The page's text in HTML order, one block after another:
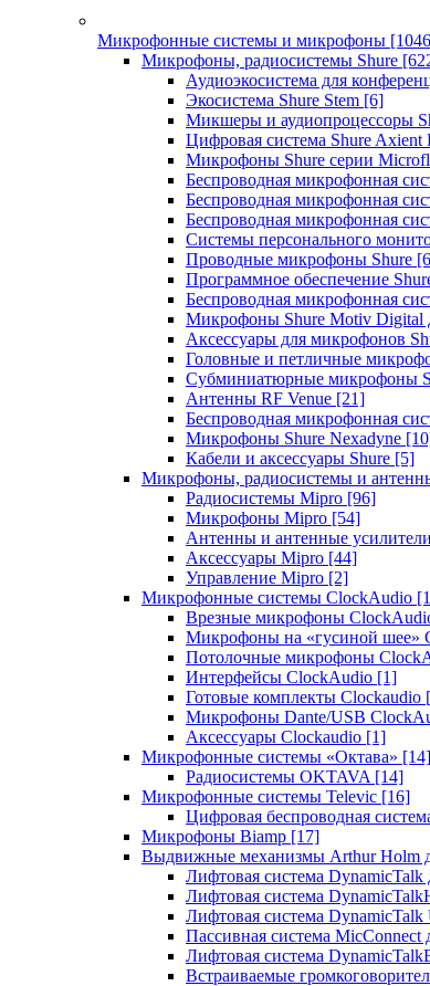
Микрофонные системы и микрофоны
Микрофоны, радиосистемы Shure
Аудиоэкосистема для
Экосистема Shure Stem [6]
Микшеры и аудиопроцессоры
Цифровая система Shure Axient
Микрофоны Shure серии
Беспроводная микрофонная
Беспроводная микрофонная
Беспроводная микрофонная
Системы персонального
Проводные микрофоны Shure
Программное обеспечение
Беспроводная микрофонная
Микрофоны Shure Motiv Digital
Аксессуары для микрофонов
Головные и петличные
Субминиатюрные микрофоны
Антенны RF Venue [21]
Беспроводная микрофонная
Микрофоны Shure Nexadyne
Кабели и аксессуары Shure [5]
Микрофоны, радиосистемы и
Радиосистемы Mipro [96]
Микрофоны Mipro [54]
Антенны и антенные
Аксессуары Mipro [44]
Управление Mipro [2]
Микрофонные системы ClockAudio
Врезные микрофоны
Микрофоны на «гусиной шее»
Потолочные микрофоны
Интерфейсы ClockAudio [1]
Готовые комплекты Clockaudio
Микрофоны Dante/USB
Аксессуары Clockaudio [1]
Микрофонные системы «Октава» [14]
Радиосистемы OKTAVA [14]
Микрофонные системы Televic [16]
Цифровая беспроводная
Микрофоны Biamp [17]
Выдвижные механизмы Arthur Holm
Лифтовая система DynamicTalk
Лифтовая система
Лифтовая система DynamicTalk
Пассивная система MicConnect
Лифтовая система
Встраиваемые